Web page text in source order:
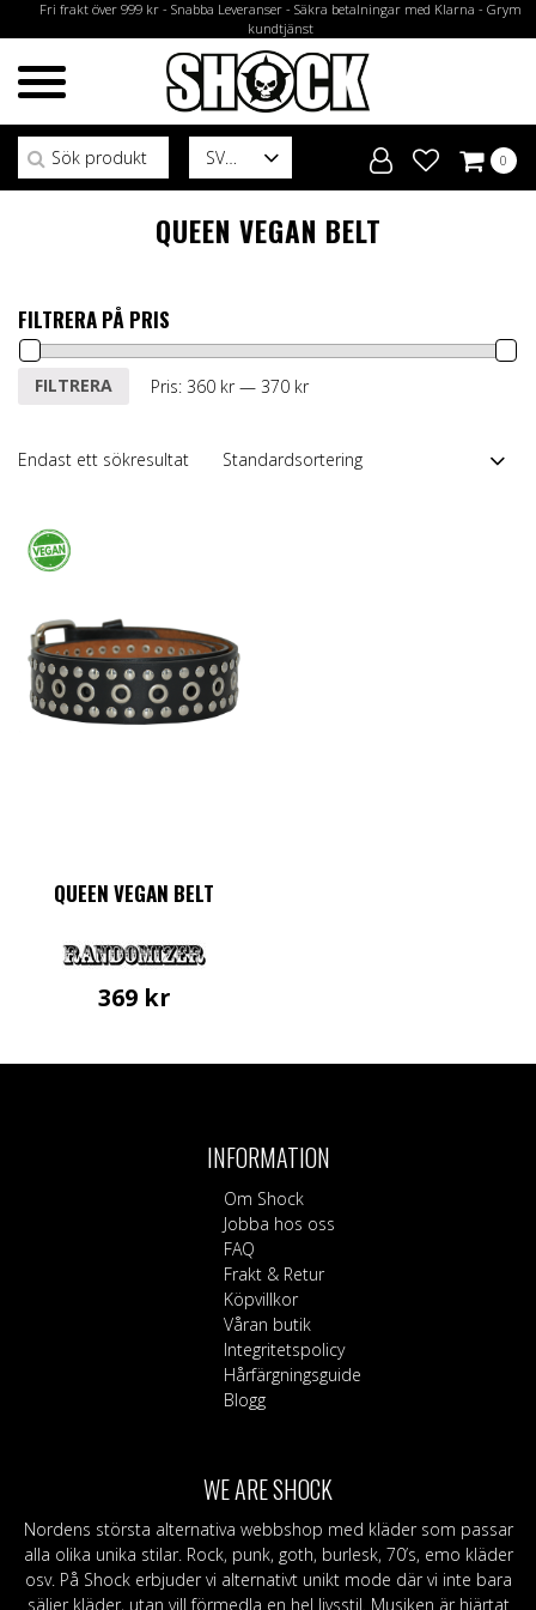
Fri frakt över 999 kr - Snabba Leveranser - Säkra betalningar med Klarna - Grym
kundtjänst
SV
Sök efter:
0
QUEEN VEGAN BELT
FILTRERA PÅ PRIS
Min
MaxFILTRERA Pris: 360 kr— 370 kr
Endast ett sökresultat
QUEEN VEGAN BELT
369 kr
alternativen
produktsidan
INFORMATION
Om Shock
Jobba hos oss
FAQ
Frakt & Retur
Köpvillkor
Våran butik
Integritetspolicy
Hårfärgningsguide
Blogg
WE ARE SHOCK
Nordens största alternativa webbshop med kläder som passar
alla olika unika stilar. Rock, punk, goth, burlesk, 70’s, emo kläder
osv. På Shock erbjuder vi alternativt unikt mode där vi inte bara
säljer kläder, utan vill förmedla en hel livsstil. Musiken är hjärtat